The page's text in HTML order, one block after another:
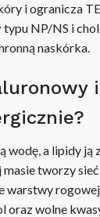
i ogranicza
typu NP/NS i
naskórka.
wodę, a lipidy ją
masie tworzy
warstwy
oraz wolne